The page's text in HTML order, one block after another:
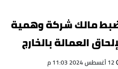
مالك شركة وهمية
العمالة بالخارج